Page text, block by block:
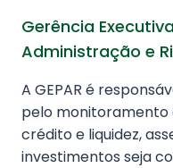
Gerência
Administração e
A GEPAR é
pelo monitoramento
crédito e liquidez,
investimentos seja